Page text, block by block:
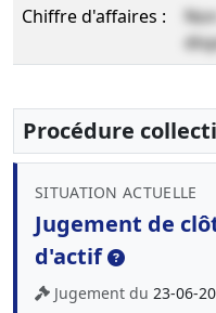
Chiffre d'affaires :
Non
Procédure
SITUATION ACTUELLE
Jugement de
d'actif
Jugement du 23-06-